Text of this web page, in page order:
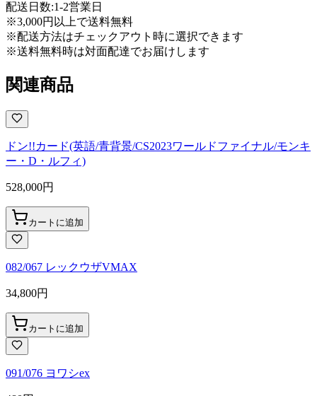
配送日数:1-2営業日
※3,000円以上で送料無料
※配送方法はチェックアウト時に選択できます
※送料無料時は対面配達でお届けします
関連商品
ドン!!カード(英語/青背景/CS2023ワールドファイナル/モンキ
ー・D・ルフィ)
528,000円
カートに追加
082/067 レックウザVMAX
34,800円
カートに追加
091/076 ヨワシex